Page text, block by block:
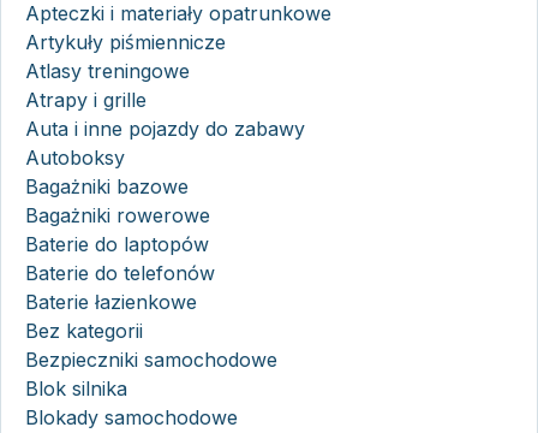
Apteczki i materiały opatrunkowe
Artykuły piśmiennicze
Atlasy treningowe
Atrapy i grille
Auta i inne pojazdy do zabawy
Autoboksy
Bagażniki bazowe
Bagażniki rowerowe
Baterie do laptopów
Baterie do telefonów
Baterie łazienkowe
Bez kategorii
Bezpieczniki samochodowe
Blok silnika
Blokady samochodowe